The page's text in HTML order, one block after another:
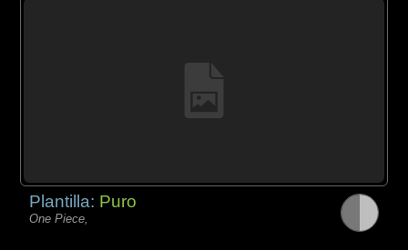
Plantilla: Puro
One Piece,